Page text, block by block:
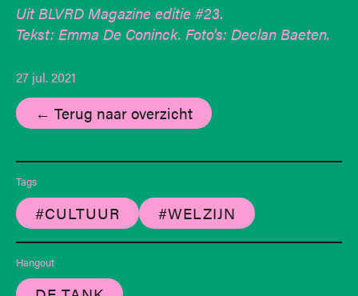
Uit BLVRD Magazine editie #23.
Tekst: Emma De Coninck. Foto's: Declan Baeten.
27 jul. 2021
← Terug naar overzicht
Tags
#CULTUUR #WELZIJN
Hangout